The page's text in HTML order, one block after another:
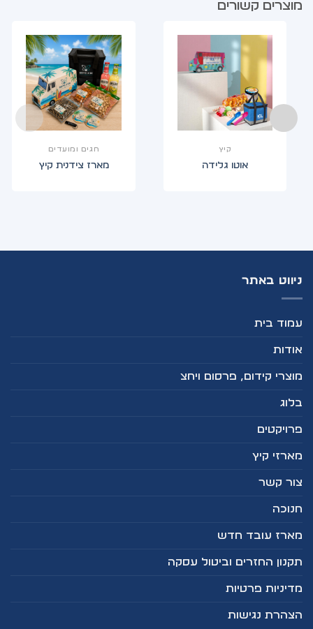
מוצרים קשורים
חגים ומועדים
מארז צידנית קיץ
קיץ
אוטו גלידה
ניווט באתר
עמוד בית
אודות
מוצרי קידום, פרסום ויחצ
בלוג
פרויקטים
מארזי קיץ
צור קשר
חנוכה
מארז עובד חדש
תקנון החזרים וביטול עסקה
מדיניות פרטיות
הצהרת נגישות